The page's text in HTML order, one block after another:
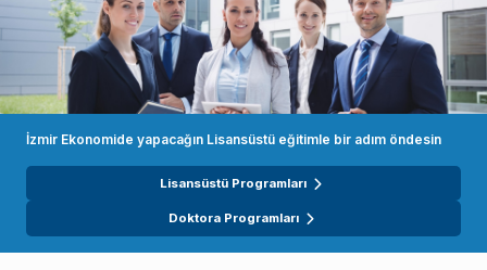
İzmir Ekonomide yapacağın Lisansüstü eğitimle bir adım öndesin
Lisansüstü Programları
Doktora Programları